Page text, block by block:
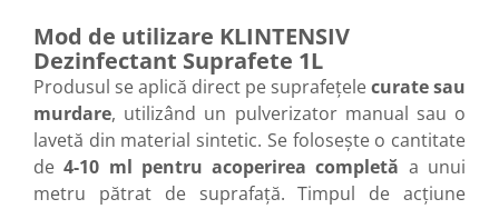
Mod de utilizare KLINTENSIV
Dezinfectant Suprafete 1L
Produsul se aplică direct pe suprafețelecurate sau
murdare, utilizând un pulverizator manual sau o
lavetă din material sintetic. Se folosește o cantitate
de4-10 ml pentru acoperirea completă a unui
metru pătrat de suprafață. Timpul de acțiune